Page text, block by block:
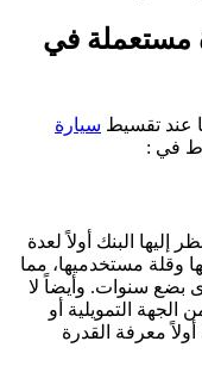
في
عند تقسيط سيارة
في :
البنك أولاً لعدة
وقلة مستخدميها، مما
بضع سنوات. وأيضاً لا
الجهة التمويلية أو
معرفة القدرة